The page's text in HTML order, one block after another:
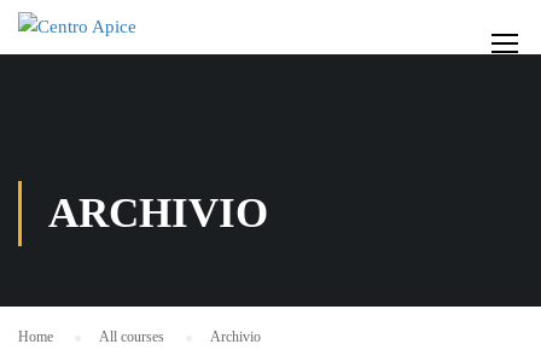
ARCHIVIO
Home All courses Archivio